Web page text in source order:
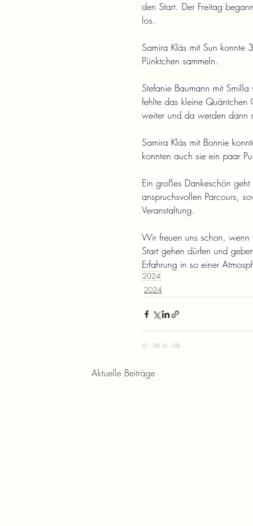
den Start. Der Freitag
los.
Samira Kläs mit Sun konnte
Pünktchen sammeln.
Stefanie Baumann mit
fehlte das kleine
weiter und da werden dann
Samira Kläs mit Bonnie
konnten auch sie ein paar
Ein großes Dankeschön
anspruchsvollen Parcours,
Veranstaltung.
Wir freuen uns schon,
Start gehen dürfen und
Erfahrung in so einer
2024
2024
Aktuelle Beiträge